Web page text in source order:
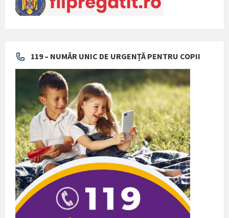
119 – NUMĂR UNIC DE URGENȚĂ PENTRU COPII